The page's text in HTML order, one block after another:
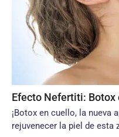
Efecto Nefertiti: Botox
¡Botox en cuello, la nueva
rejuvenecer la piel de esta